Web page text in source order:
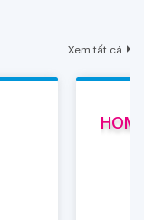
Xem tất cả